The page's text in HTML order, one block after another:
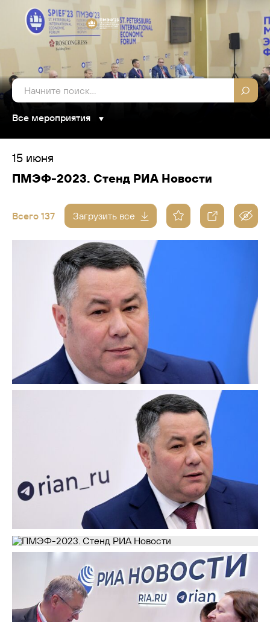
Все мероприятия
15 июня
ПМЭФ-2023. Стенд РИА Новости
Всего 137 Загрузить все